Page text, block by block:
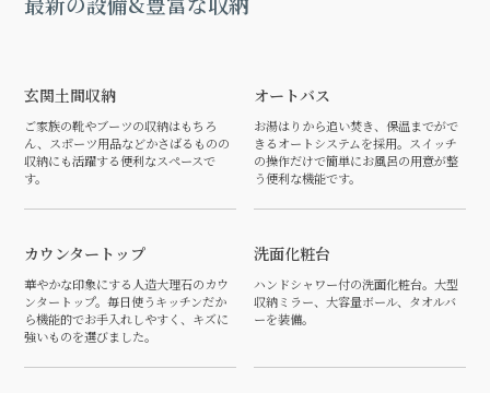
玄関土間収納
ご家族の靴やブーツの収納はもちろ
ん、スポーツ用品などかさばるものの
収納にも活躍する便利なスペースで
す。
オートバス
お湯はりから追い焚き、保温までがで
きるオートシステムを採用。スイッチ
の操作だけで簡単にお風呂の用意が整
う便利な機能です。
カウンタートップ
華やかな印象にする人造大理石のカウ
ンタートップ。毎日使うキッチンだか
ら機能的でお手入れしやすく、キズに
強いものを選びました。
洗面化粧台
ハンドシャワー付の洗面化粧台。大型
収納ミラー、大容量ボール、タオルバ
ーを装備。